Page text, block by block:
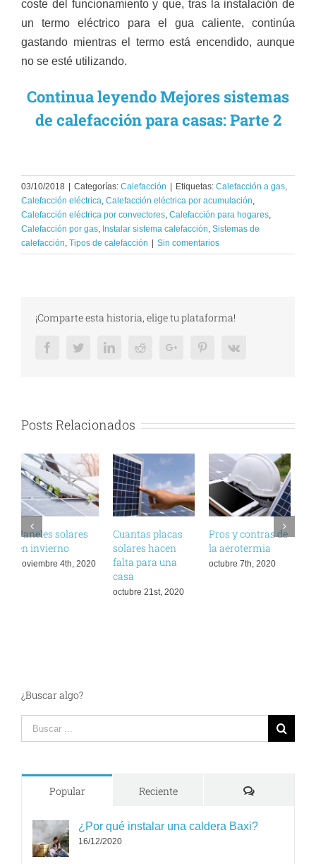
coste del funcionamiento y que, tras la instalación de
un termo eléctrico para el gua caliente, continúa
gastando mientras el termo está encendido, aunque
no se esté utilizando.
Continua leyendo Mejores sistemas
de calefacción para casas: Parte 2
03/10/2018 Categorías: Calefacción Etiquetas: Calefacción a gas,
Calefacción eléctrica, Calefacción eléctrica por acumulación,
Calefacción eléctrica por convectores, Calefacción para hogares,
Calefacción por gas, Instalar sistema calefacción, Sistemas de
calefacción, Tipos de calefacción Sin comentarios
¡Comparte esta historia, elige tu plataforma!
FacebookTwitterLinkedInRedditGoogle+ PinterestVk
Posts Relacionados
Cuantas placas
solares hacen
falta para una
Pros y contras de
la aerotermia
octubre 7th, 2020
Claves del
Autoconsumo
Fotovoltaico
¿Buscar algo?
Search
for:
Popular Reciente Comments
¿Por qué instalar una caldera Baxi?
16/12/2020